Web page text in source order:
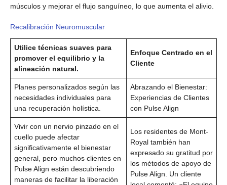
músculos y mejorar el flujo sanguíneo, lo que aumenta el alivio.
Recalibración Neuromuscular
Utilice técnicas suaves para
promover el equilibrio y la
alineación natural.
Enfoque Centrado en el
Cliente
Planes personalizados según las
necesidades individuales para
una recuperación holística.
Abrazando el Bienestar:
Experiencias de Clientes
con Pulse Align
Vivir con un nervio pinzado en el
cuello puede afectar
significativamente el bienestar
general, pero muchos clientes en
Pulse Align están descubriendo
maneras de facilitar la liberación
Los residentes de Mont-
Royal también han
expresado su gratitud por
los métodos de apoyo de
Pulse Align. Un cliente